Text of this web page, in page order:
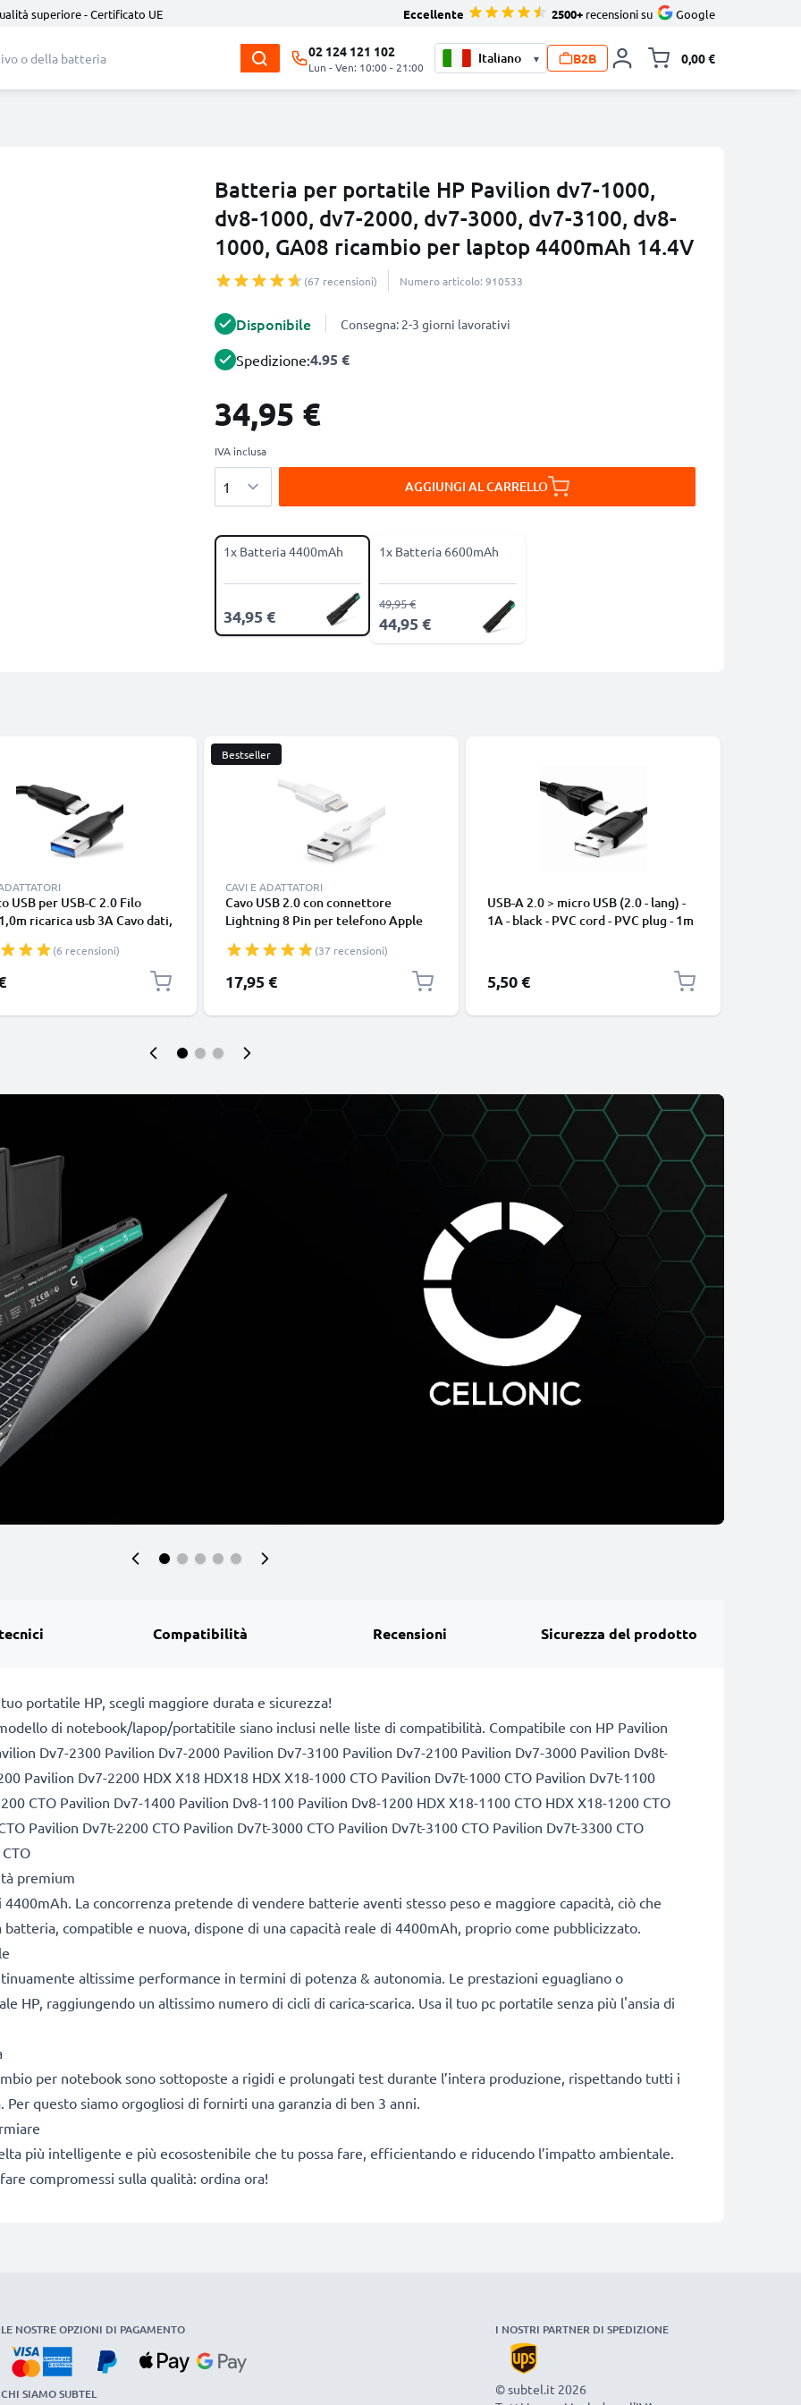
superiore - Certificato UE Eccellente 2500+ recensioni su Google
02 124 121 102
Lun - Ven: 10:00 - 21:00
▾ B2B 0,00 €
Batteria per portatile HP Pavilion dv7-1000,
dv8-1000, dv7-2000, dv7-3000, dv7-3100, dv8-
1000, GA08 ricambio per laptop 4400mAh 14.4V
(67 recensioni) Numero articolo: 910533
Disponibile Consegna: 2-3 giorni lavorativi
Spedizione:4.95 €
34,95 €
IVA inclusa
AGGIUNGI AL CARRELLO
1x Batteria 4400mAh
34,95 €
1x Batteria 6600mAh
44,95 €
49,95 €
USB per USB-C 2.0 Filo
ricarica usb 3A Cavo dati,
(Samsung, Huawei,
Pixel), fotocamera Canon,
Lumix, Sony connettore
(6 recensioni)
Bestseller
CAVI E ADATTATORI
Cavo USB 2.0 con connettore
Lightning 8 Pin per telefono Apple
SE filo di 1m cavetto dati & ricarica
in bianco per cellulare
(37 recensioni)
17,95 €
USB-A 2.0 > micro USB (2.0 - lang) -
1A - black - PVC cord - PVC plug - 1m
5,50 €
Compatibilità Recensioni Sicurezza del prodotto
portatile HP, scegli maggiore durata e sicurezza!
di notebook/lapop/portatitile siano inclusi nelle liste di compatibilità. Compatibile con HP Pavilion
Dv7-2300 Pavilion Dv7-2000 Pavilion Dv7-3100 Pavilion Dv7-2100 Pavilion Dv7-3000 Pavilion Dv8t-
Pavilion Dv7-2200 HDX X18 HDX18 HDX X18-1000 CTO Pavilion Dv7t-1000 CTO Pavilion Dv7t-1100
CTO Pavilion Dv7-1400 Pavilion Dv8-1100 Pavilion Dv8-1200 HDX X18-1100 CTO HDX X18-1200 CTO
Pavilion Dv7t-2200 CTO Pavilion Dv7t-3000 CTO Pavilion Dv7t-3100 CTO Pavilion Dv7t-3300 CTO
premium
4400mAh. La concorrenza pretende di vendere batterie aventi stesso peso e maggiore capacità, ciò che
compatible e nuova, dispone di una capacità reale di 4400mAh, proprio come pubblicizzato.
altissime performance in termini di potenza & autonomia. Le prestazioni eguagliano o
HP, raggiungendo un altissimo numero di cicli di carica-scarica. Usa il tuo pc portatile senza più l'ansia di
per notebook sono sottoposte a rigidi e prolungati test durante l’intera produzione, rispettando tutti i
questo siamo orgogliosi di fornirti una garanzia di ben 3 anni.
più intelligente e più ecosostenibile che tu possa fare, efficientando e riducendo l’impatto ambientale.
compromessi sulla qualità: ordina ora!
LE NOSTRE OPZIONI DI PAGAMENTO
CHI SIAMO SUBTEL
I NOSTRI PARTNER DI SPEDIZIONE
© subtel.it 2026